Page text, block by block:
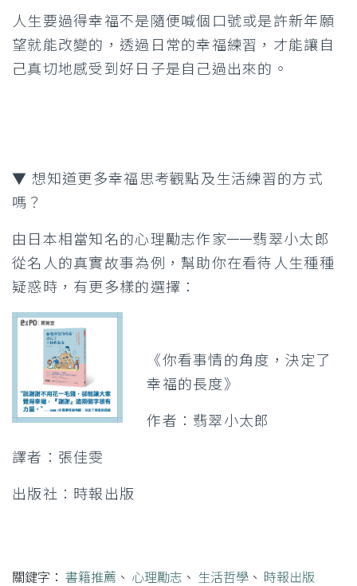
人生要過得幸福不是隨便喊個口號或是許新年願
望就能改變的，透過日常的幸福練習，才能讓自
己真切地感受到好日子是自己過出來的。
▼ 想知道更多幸福思考觀點及生活練習的方式
嗎？
由日本相當知名的心理勵志作家——翡翠小太郎
從名人的真實故事為例，幫助你在看待人生種種
疑惑時，有更多樣的選擇：
《你看事情的角度，決定了
幸福的長度》
作者：翡翠小太郎
譯者：張佳雯
出版社：時報出版
關鍵字： 書籍推薦 、 心理勵志 、 生活哲學 、 時報出版